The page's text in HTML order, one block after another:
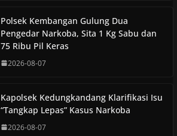
Polsek Kembangan Gulung Dua
Pengedar Narkoba, Sita 1 Kg Sabu dan
75 Ribu Pil Keras
2026-08-07
Kapolsek Kedungkandang Klarifikasi Isu
“Tangkap Lepas” Kasus Narkoba
2026-08-07